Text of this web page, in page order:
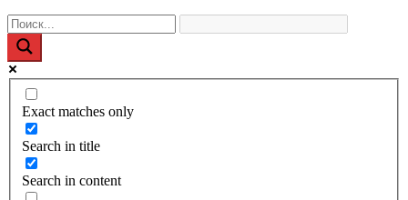
Exact matches only
Search in title
Search in content